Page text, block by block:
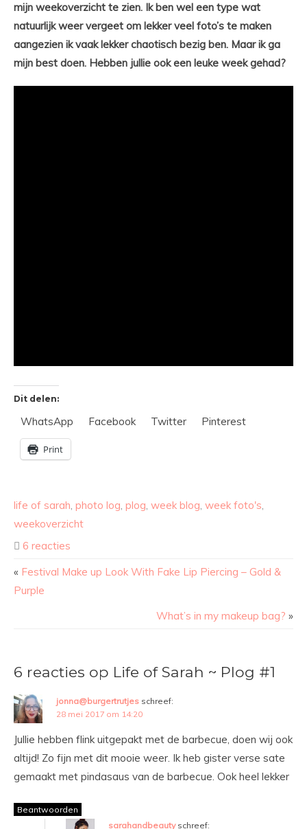
mijn weekoverzicht te zien. Ik ben wel een type wat
natuurlijk weer vergeet om lekker veel foto’s te maken
aangezien ik vaak lekker chaotisch bezig ben. Maar ik ga
mijn best doen. Hebben jullie ook een leuke week gehad?
Dit delen:
WhatsApp Facebook Twitter Pinterest
Print
life of sarah photo log plog week blog week foto's
weekoverzicht
6 reacties
« Festival Make up Look With Fake Lip Piercing – Gold &
Purple
What’s in my makeup bag? »
6 reacties op Life of Sarah ~ Plog #1
jonna@burgertrutjes schreef:
28 mei 2017 om 14:20
Jullie hebben flink uitgepakt met de barbecue, doen wij ook
altijd! Zo fijn met dit mooie weer. Ik heb gister verse sate
gemaakt met pindasaus van de barbecue. Ook heel lekker
Beantwoorden
sarahandbeauty schreef: